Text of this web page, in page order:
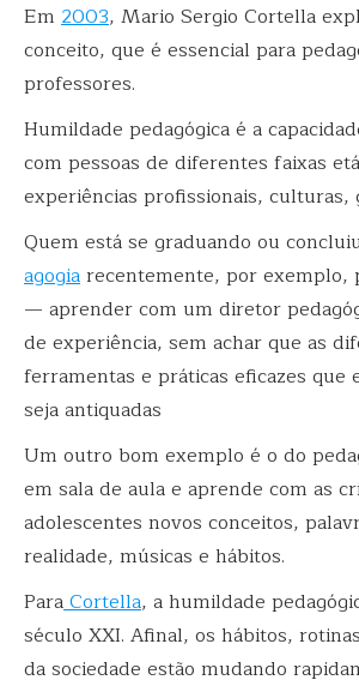
Em 2003, Mario Sergio Cortella
conceito, que é essencial para
professores.
Humildade pedagógica é a
com pessoas de diferentes faixas
experiências profissionais, culturas,
Quem está se graduando ou
agogiarecentemente, por exemplo,
— aprender com um diretor
de experiência, sem achar que as
ferramentas e práticas eficazes que
seja antiquadas
Um outro bom exemplo é o do
em sala de aula e aprende com as
adolescentes novos conceitos,
realidade, músicas e hábitos.
ParaCortella, a humildade
século XXI. Afinal, os hábitos,
da sociedade estão mudando